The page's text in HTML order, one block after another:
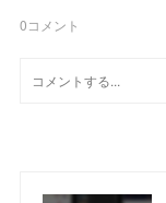
0コメント